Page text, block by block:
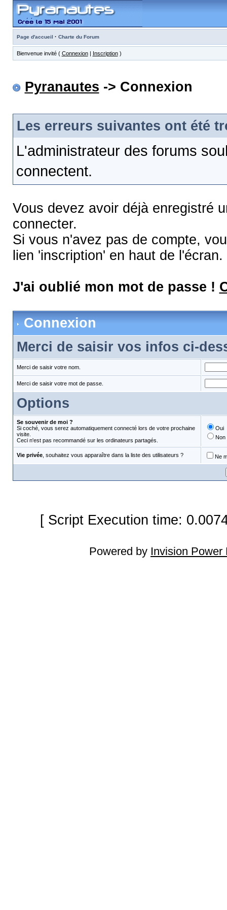
Page d'accueil · Charte du Forum
Bienvenue invité ( Connexion| Inscription)
Pyranautes -> Connexion
Les erreurs suivantes ont été
L'administrateur des forums
connectent.
Vous devez avoir déjà enregistré
connecter.
Si vous n'avez pas de compte,
lien 'inscription' en haut de l'écran.
J'ai oublié mon mot de passe !
Connexion
Merci de saisir vos infos ci-
Merci de saisir votre nom.
Merci de saisir votre mot de passe.
Options
Se souvenir de moi ?
Si coché, vous serez automatiquement connecté lors de votre prochaine
visite.
Ceci n'est pas recommandé sur les ordinateurs partagés.
Oui
Non
Vie privée, souhaitez vous apparaître dans la liste des utilisateurs ? Ne
[ Script Execution time:
Powered by Invision Power